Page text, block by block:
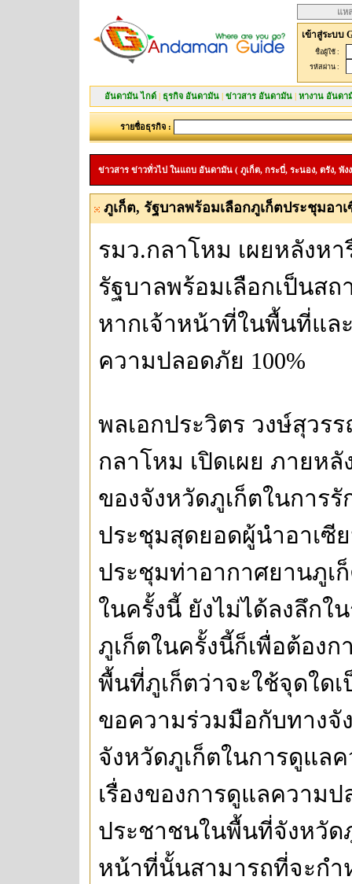
แห
เข้าสู่ระบบ
ชื่อผู้ใช้ :
รหัสผ่าน :
อันดามัน ไกด์ | ธุรกิจ อันดามัน | ข่าวสาร อันดามัน | หางาน อันดา
รายชื่อธุรกิจ :
ข่าวสาร ข่าวทั่วไป ในแถบ อันดามัน ( ภูเก็ต, กระบี่, ระนอง, ตรัง, พัง
ภูเก็ต, รัฐบาลพร้อมเลือกภูเก็ตประชุมอา
รมว.กลาโหม เผยหลังห
รัฐบาลพร้อมเลือกเป็นส
หากเจ้าหน้าที่ในพื้นที่แล
ความปลอดภัย 100%
พลเอกประวิตร วงษ์สุวร
กลาโหม เปิดเผย ภายห
ของจังหวัดภูเก็ตในการ
ประชุมสุดยอดผู้นำอาเซี
ประชุมท่าอากาศยานภูเ
ในครั้งนี้ ยังไม่ได้ลงลึกใ
ภูเก็ตในครั้งนี้ก็เพื่อต้องก
พื้นที่ภูเก็ตว่าจะใช้จุดใด
ขอความร่วมมือกับทางจั
จังหวัดภูเก็ตในการดูแล
เรื่องของการดูแลความ
ประชาชนในพื้นที่จังหวัด
หน้าที่นั้นสามารถที่จะก